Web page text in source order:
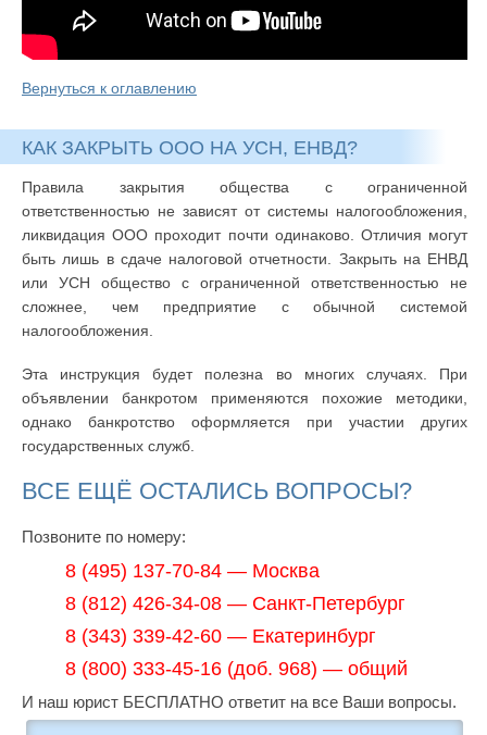
Вернуться к оглавлению
КАК ЗАКРЫТЬ ООО НА УСН, ЕНВД?
Правила закрытия общества с ограниченной
ответственностью не зависят от системы налогообложения,
ликвидация ООО проходит почти одинаково. Отличия могут
быть лишь в сдаче налоговой отчетности. Закрыть на ЕНВД
или УСН общество с ограниченной ответственностью не
сложнее, чем предприятие с обычной системой
налогообложения.
Эта инструкция будет полезна во многих случаях. При
объявлении банкротом применяются похожие методики,
однако банкротство оформляется при участии других
государственных служб.
ВСЕ ЕЩЁ ОСТАЛИСЬ ВОПРОСЫ?
Позвоните по номеру:
8 (495) 137-70-84 — Москва
8 (812) 426-34-08 — Санкт-Петербург
8 (343) 339-42-60 — Екатеринбург
8 (800) 333-45-16 (доб. 968) — общий
И наш юрист БЕСПЛАТНО ответит на все Ваши вопросы.